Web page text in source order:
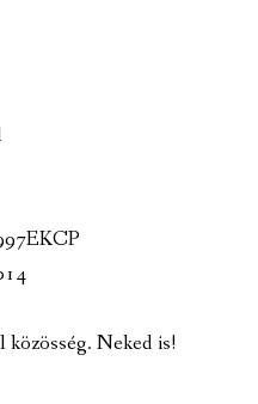
közösség. Neked is!